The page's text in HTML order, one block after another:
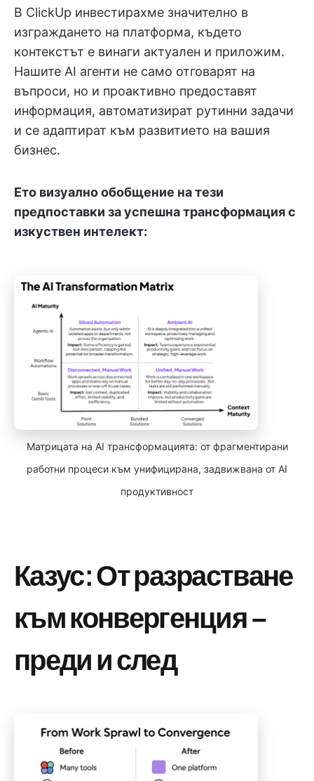
В ClickUp инвестирахме значително в
изграждането на платформа, където
контекстът е винаги актуален и приложим.
Нашите AI агенти не само отговарят на
въпроси, но и проактивно предоставят
информация, автоматизират рутинни задачи
и се адаптират към развитието на вашия
бизнес.
Ето визуално обобщение на тези
предпоставки за успешна трансформация с
изкуствен интелект:
Матрицата на AI трансформацията: от фрагментирани
работни процеси към унифицирана, задвижвана от AI
продуктивност
Казус: От разрастване
към конвергенция –
преди и след